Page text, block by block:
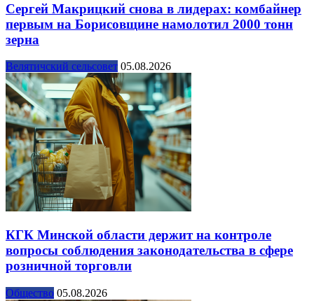
Сергей Макрицкий снова в лидерах: комбайнер
первым на Борисовщине намолотил 2000 тонн
зерна
Велятичский сельсовет 05.08.2026
КГК Минской области держит на контроле
вопросы соблюдения законодательства в сфере
розничной торговли
Общество 05.08.2026